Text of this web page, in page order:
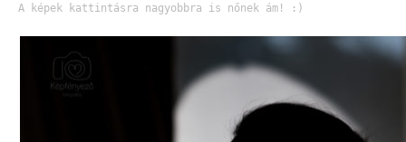
A képek kattintásra nagyobbra is nőnek ám! :)